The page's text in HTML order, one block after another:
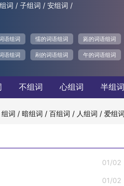
词 / 子组词 / 安组词 /
语组词 懦的词语组词 跖的词语组词
语组词 剐的词语组词 午的词语组词
不组词 心组词 半组词
组词 / 暗组词 / 百组词 / 人组词 / 爱组词
01/02
01/02